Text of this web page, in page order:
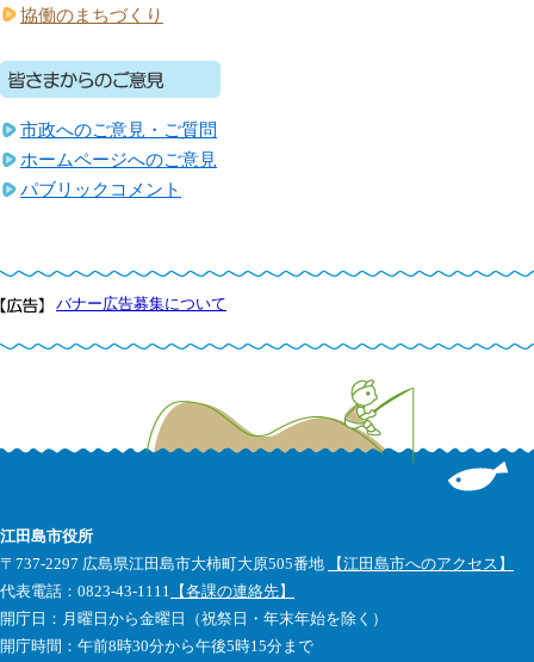
協働のまちづくり
市政へのご意見・ご質問
ホームページへのご意見
パブリックコメント
バナー広告募集について
江田島市役所
〒737-2297 広島県江田島市大柿町大原505番地
【江田島市へのアクセス】
代表電話：0823-43-1111 【各課の連絡先】
開庁日：月曜日から金曜日（祝祭日・年末年始を除く）
開庁時間：午前8時30分から午後5時15分まで